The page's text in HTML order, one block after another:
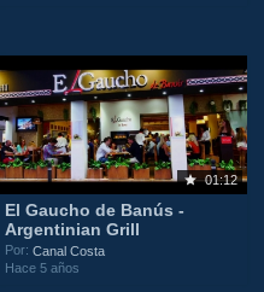
01:12
El Gaucho de Banús -
Argentinian Grill
Por:Canal Costa
Hace 5 años